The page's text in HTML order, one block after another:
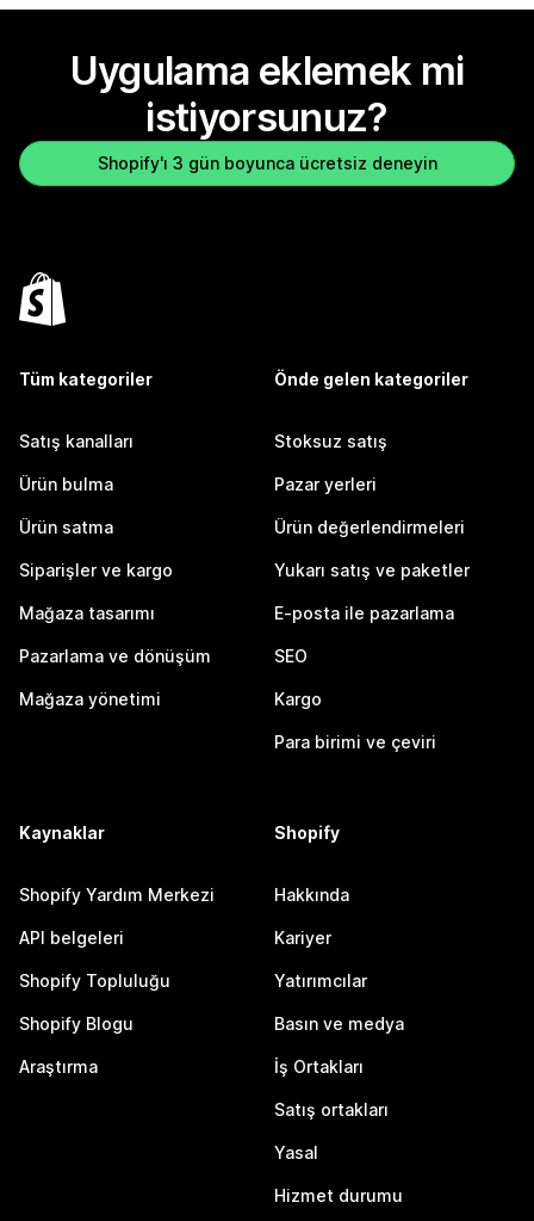
Uygulama eklemek mi
istiyorsunuz?
Shopify'ı 3 gün boyunca ücretsiz deneyin
Tüm kategoriler
Satış kanalları
Ürün bulma
Ürün satma
Siparişler ve kargo
Mağaza tasarımı
Pazarlama ve dönüşüm
Mağaza yönetimi
Önde gelen kategoriler
Stoksuz satış
Pazar yerleri
Ürün değerlendirmeleri
Yukarı satış ve paketler
E-posta ile pazarlama
SEO
Kargo
Para birimi ve çeviri
Kaynaklar
Shopify Yardım Merkezi
API belgeleri
Shopify Topluluğu
Shopify Blogu
Araştırma
Shopify
Hakkında
Kariyer
Yatırımcılar
Basın ve medya
İş Ortakları
Satış ortakları
Yasal
Hizmet durumu